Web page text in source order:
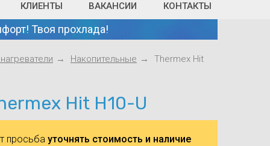
КЛИЕНТЫ ВАКАНСИИ КОНТАКТЫ
Твоя прохлада!
Накопительные
Thermex Hit
Hit H10-U
просьба уточнять стоимость и наличие